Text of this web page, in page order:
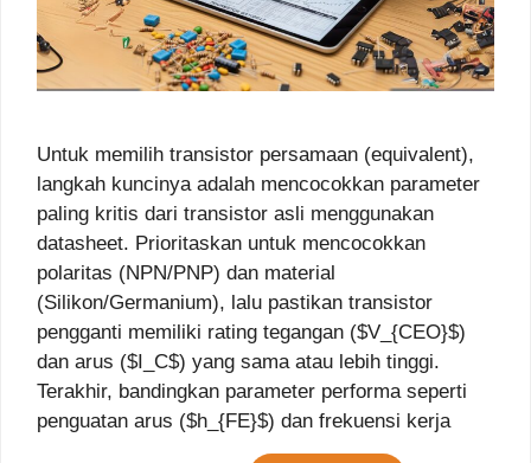
Untuk memilih transistor persamaan (equivalent),
langkah kuncinya adalah mencocokkan parameter
paling kritis dari transistor asli menggunakan
datasheet. Prioritaskan untuk mencocokkan
polaritas (NPN/PNP) dan material
(Silikon/Germanium), lalu pastikan transistor
pengganti memiliki rating tegangan ($V_{CEO}$)
dan arus ($I_C$) yang sama atau lebih tinggi.
Terakhir, bandingkan parameter performa seperti
penguatan arus ($h_{FE}$) dan frekuensi kerja